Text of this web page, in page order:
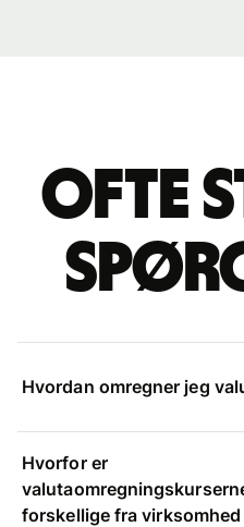
Ofte
Hvordan omregner jeg
Hvorfor er
forskellige fra